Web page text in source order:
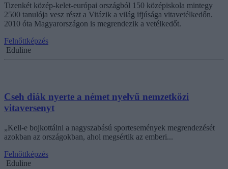
Tizenkét közép-kelet-európai országból 150 középiskola mintegy
2500 tanulója vesz részt a Vitázik a világ ifjúsága vitavetélkedőn.
2010 óta Magyarországon is megrendezik a vetélkedőt.
Felnőttképzés
Eduline
Cseh diák nyerte a német nyelvű nemzetközi
vitaversenyt
„Kell-e bojkottálni a nagyszabású sportesemények megrendezését
azokban az országokban, ahol megsértik az emberi...
Felnőttképzés
Eduline